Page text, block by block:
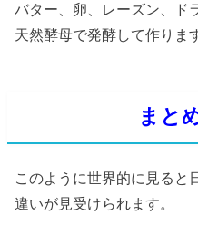
バター、卵、レーズン、ド
天然酵母で発酵して作りま
まと
このように世界的に見ると
違いが見受けられます。